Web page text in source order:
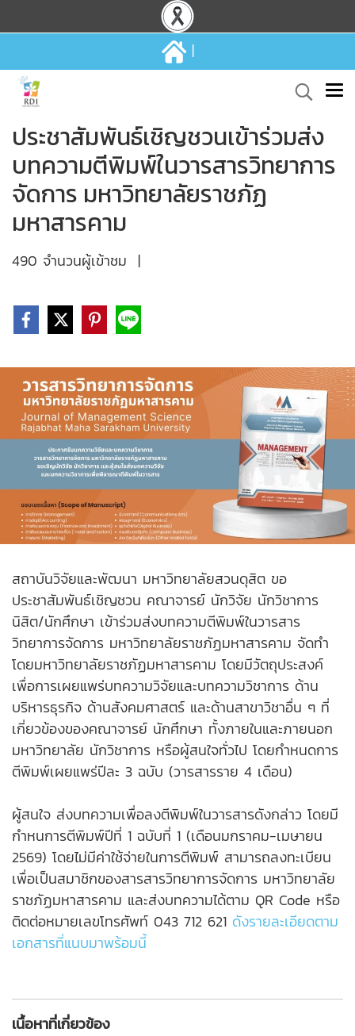
|
ประชาสัมพันธ์เชิญชวนเข้าร่วมส่ง
บทความตีพิมพ์ในวารสารวิทยาการ
จัดการ มหาวิทยาลัยราชภัฏ
มหาสารคาม
490 จำนวนผู้เข้าชม |
สถาบันวิจัยและพัฒนา มหาวิทยาลัยสวนดุสิต ขอ
ประชาสัมพันธ์เชิญชวน คณาจารย์ นักวิจัย นักวิชาการ
นิสิต/นักศึกษา เข้าร่วมส่งบทความตีพิมพ์ในวารสาร
วิทยาการจัดการ มหาวิทยาลัยราชภัฏมหาสารคาม จัดทำ
โดยมหาวิทยาลัยราชภัฏมหาสารคาม โดยมีวัตถุประสงค์
เพื่อการเผยแพร่บทความวิจัยและบทความวิชาการ ด้าน
บริหารธุรกิจ ด้านสังคมศาสตร์ และด้านสาขาวิชาอื่น ๆ ที่
เกี่ยวข้องของคณาจารย์ นักศึกษา ทั้งภายในและภายนอก
มหาวิทยาลัย นักวิชาการ หรือผู้สนใจทั่วไป โดยกำหนดการ
ตีพิมพ์เผยแพร่ปีละ 3 ฉบับ (วารสารราย 4 เดือน)
ผู้สนใจ ส่งบทความเพื่อลงตีพิมพ์ในวารสารดังกล่าว โดยมี
กำหนการตีพิมพ์ปีที่ 1 ฉบับที่ 1 (เดือนมกราคม-เมษายน
2569) โดยไม่มีค่าใช้จ่ายในการตีพิมพ์ สามารถลงทะเบียน
เพื่อเป็นสมาชิกของสารสารวิทยาการจัดการ มหาวิทยาลัย
ราชภัฏมหาสารคาม และส่งบทความได้ตาม QR Code หรือ
ติดต่อหมายเลขโทรศัพท์ 043 712 621 ดังรายละเอียดตาม
เอกสารที่แนบมาพร้อมนี้
เนื้อหาที่เกี่ยวข้อง